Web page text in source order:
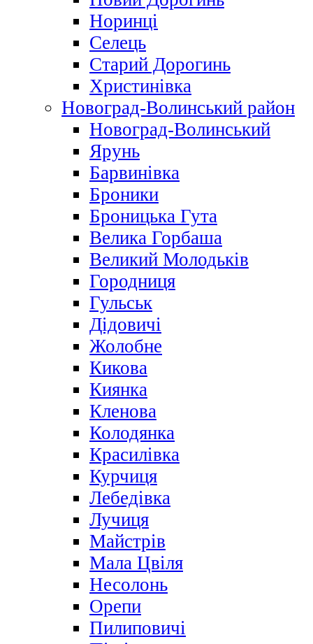
Норинці
Селець
Старий Дорогинь
Христинівка
Новоград-Волинський район
Новоград-Волинський
Ярунь
Барвинівка
Броники
Броницька Гута
Велика Горбаша
Великий Молодьків
Городниця
Гульськ
Дідовичі
Жолобне
Кикова
Киянка
Кленова
Колодянка
Красилівка
Курчиця
Лебедівка
Лучиця
Майстрів
Мала Цвіля
Несолонь
Орепи
Пилиповичі